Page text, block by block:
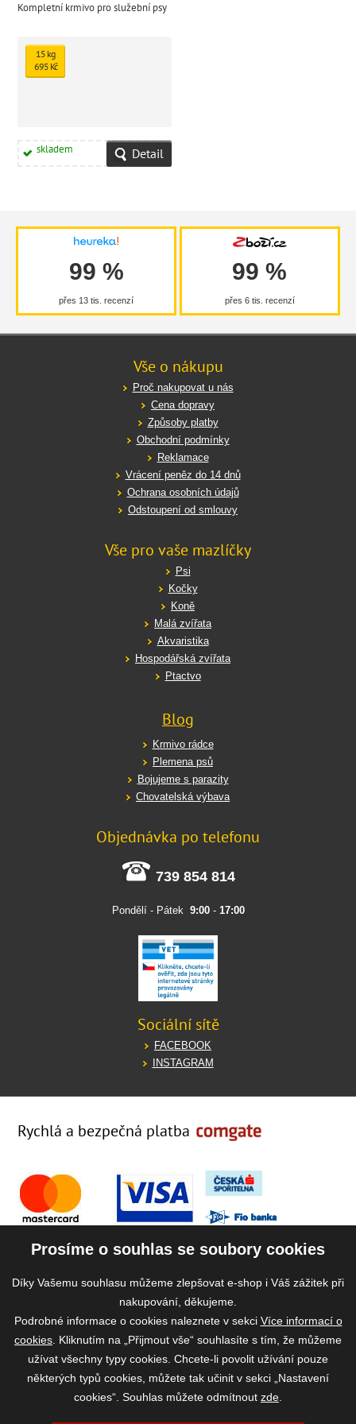
Kompletní krmivo pro služební psy
15 kg
695 Kč
skladem Detail
99 %
přes 13 tis. recenzí
99 %
přes 6 tis. recenzí
Vše o nákupu
Proč nakupovat u nás
Cena dopravy
Způsoby platby
Obchodní podmínky
Reklamace
Vrácení peněz do 14 dnů
Ochrana osobních údajů
Odstoupení od smlouvy
Vše pro vaše mazlíčky
Psi
Kočky
Koně
Malá zvířata
Akvaristika
Hospodářská zvířata
Ptactvo
Blog
Krmivo rádce
Plemena psů
Bojujeme s parazity
Chovatelská výbava
Objednávka po telefonu
739 854 814
Pondělí - Pátek 9:00- 17:00
Sociální sítě
FACEBOOK
INSTAGRAM
Rychlá a bezpečná platba
Prosíme o souhlas se soubory cookies
Díky Vašemu souhlasu můžeme zlepšovat e-shop i Váš zážitek při
nakupování, děkujeme.
Podrobné informace o cookies naleznete v sekci Více informací o
cookies . Kliknutím na „Přijmout vše“ souhlasíte s tím, že můžeme
užívat všechny typy cookies. Chcete-li povolit užívání pouze
některých typů cookies, můžete tak učinit v sekci „Nastavení
cookies“. Souhlas můžete odmítnout zde